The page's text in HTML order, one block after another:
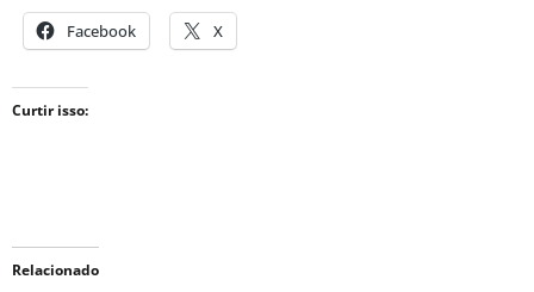
Facebook X
Curtir isso:
Relacionado